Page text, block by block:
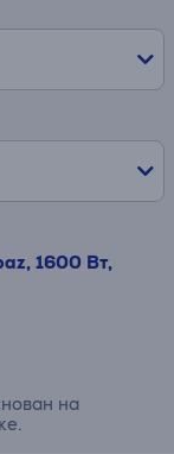
1600 Вт,
на